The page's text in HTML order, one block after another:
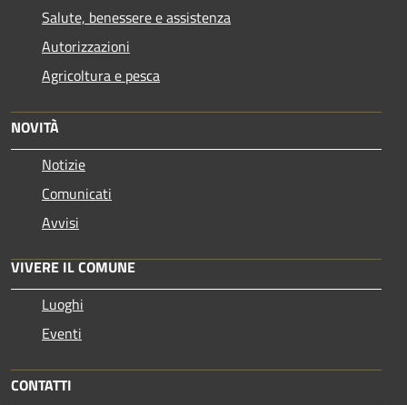
Salute, benessere e assistenza
Autorizzazioni
Agricoltura e pesca
NOVITÀ
Notizie
Comunicati
Avvisi
VIVERE IL COMUNE
Luoghi
Eventi
CONTATTI